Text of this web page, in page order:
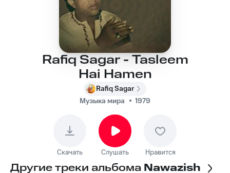
Rafiq Sagar - Tasleem
Hai Hamen
Rafiq Sagar
Музыка мира
1979
Скачать Слушать Нравится
Другие треки альбома Nawazish